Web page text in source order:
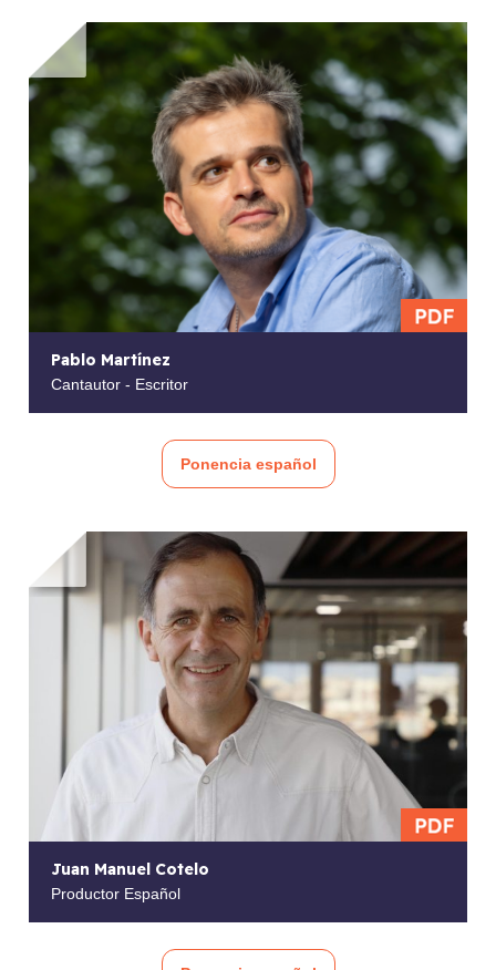
Pablo Martínez
Cantautor - Escritor
Ponencia español
Juan Manuel Cotelo
Productor Español